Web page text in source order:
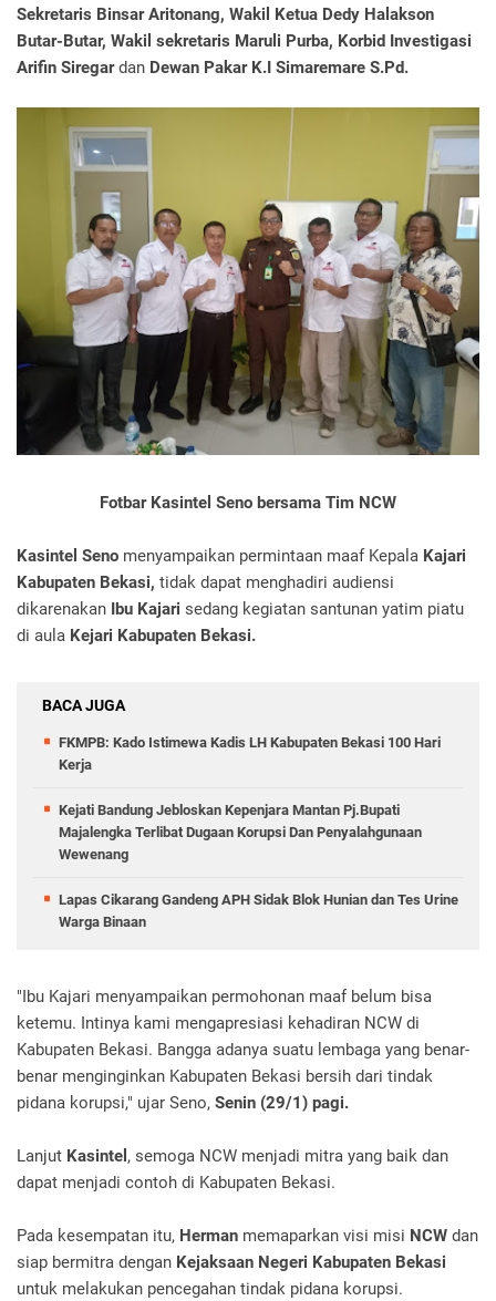
Sekretaris Binsar Aritonang, Wakil Ketua Dedy Halakson
Butar-Butar, Wakil sekretaris Maruli Purba, Korbid Investigasi
Arifin Siregardan Dewan Pakar K.I Simaremare S.Pd.
Fotbar Kasintel Seno bersama Tim NCW
Kasintel Seno menyampaikan permintaan maaf Kepala Kajari
Kabupaten Bekasi, tidak dapat menghadiri audiensi
dikarenakan Ibu Kajari sedang kegiatan santunan yatim piatu
di aula Kejari Kabupaten Bekasi.
BACA JUGA
FKMPB: Kado Istimewa Kadis LH Kabupaten Bekasi 100 Hari
Kerja
Kejati Bandung Jebloskan Kepenjara Mantan Pj.Bupati
Majalengka Terlibat Dugaan Korupsi Dan Penyalahgunaan
Wewenang
Lapas Cikarang Gandeng APH Sidak Blok Hunian dan Tes Urine
Warga Binaan
"Ibu Kajari menyampaikan permohonan maaf belum bisa
ketemu. Intinya kami mengapresiasi kehadiran NCW di
Kabupaten Bekasi. Bangga adanya suatu lembaga yang benar-
benar menginginkan Kabupaten Bekasi bersih dari tindak
pidana korupsi," ujar Seno, Senin (29/1) pagi.
Lanjut Kasintel , semoga NCW menjadi mitra yang baik dan
dapat menjadi contoh di Kabupaten Bekasi.
Pada kesempatan itu, Herman memaparkan visi misi NCW dan
siap bermitra dengan Kejaksaan Negeri Kabupaten Bekasi
untuk melakukan pencegahan tindak pidana korupsi.